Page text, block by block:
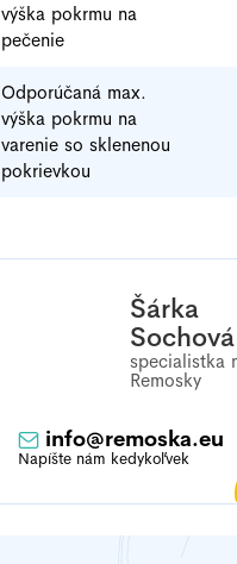
výška pokrmu na
pečenie
Odporúčaná max.
výška pokrmu na
varenie so sklenenou
pokrievkou
Šárka
Sochová
info@remoska.eu